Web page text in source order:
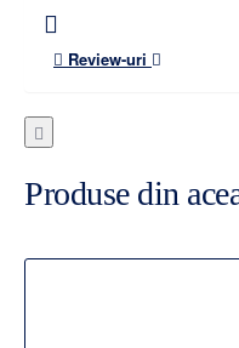
Review-uri
Produse din